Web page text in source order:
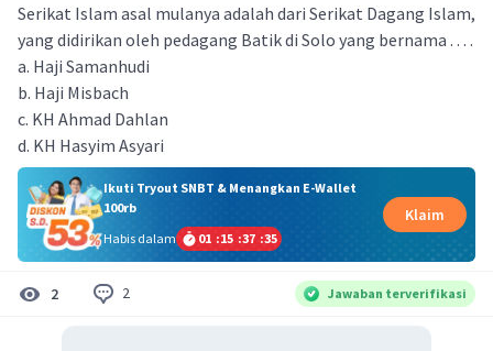
Serikat Islam asal mulanya adalah dari Serikat Dagang Islam,
yang didirikan oleh pedagang Batik di Solo yang bernama . . . .
a. Haji Samanhudi
b. Haji Misbach
c. KH Ahmad Dahlan
d. KH Hasyim Asyari
Ikuti Tryout SNBT & Menangkan E-Wallet
100rb
Habis dalam
01 :15 :37 :34
Klaim
2 2 Jawaban terverifikasi